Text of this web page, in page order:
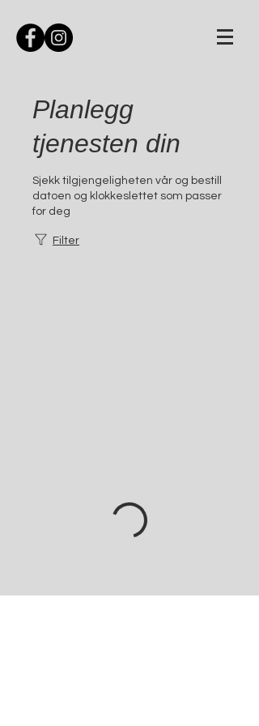
Planlegg
tjenesten din
Sjekk tilgjengeligheten vår og bestill
datoen og klokkeslettet som passer
for deg
Filter